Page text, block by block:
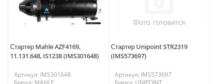
Стартер Mahle AZF4169,
11.131.648, IS1238 (IMS301648)
Артикул: IMS301648
Стартер Unipoint STR2319
(IMS573697)
Артикул: IMS573697